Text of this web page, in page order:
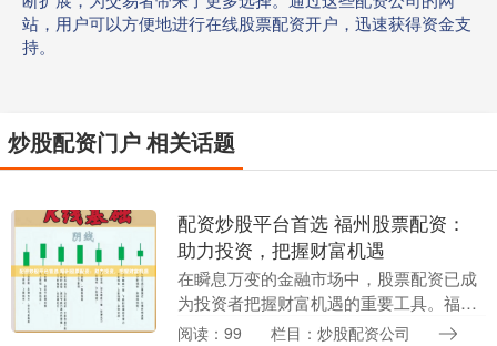
站，用户可以方便地进行在线股票配资开户，迅速获得资金支
持。
炒股配资门户 相关话题
配资炒股平台首选 福州股票配资：
助力投资，把握财富机遇
在瞬息万变的金融市场中，股票配资已成
为投资者把握财富机遇的重要工具。福州
股票配资服务为投资者提供了杠杆资金配
阅读：99 栏目：炒股配资公司